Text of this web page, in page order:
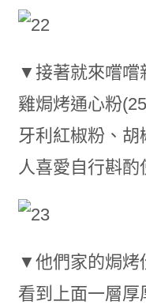
▼接著就來嚐嚐
雞焗烤通心粉
牙利紅椒粉、胡
人喜愛自行斟酌
▼他們家的焗烤
看到上面一層